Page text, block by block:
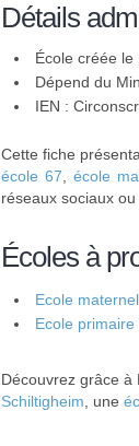
Détails
École créée le
Dépend du
IEN :
Cette fiche
école 67
école
réseaux sociaux
Écoles à
Ecole
Ecole
Découvrez grâce à
Schiltigheim , une